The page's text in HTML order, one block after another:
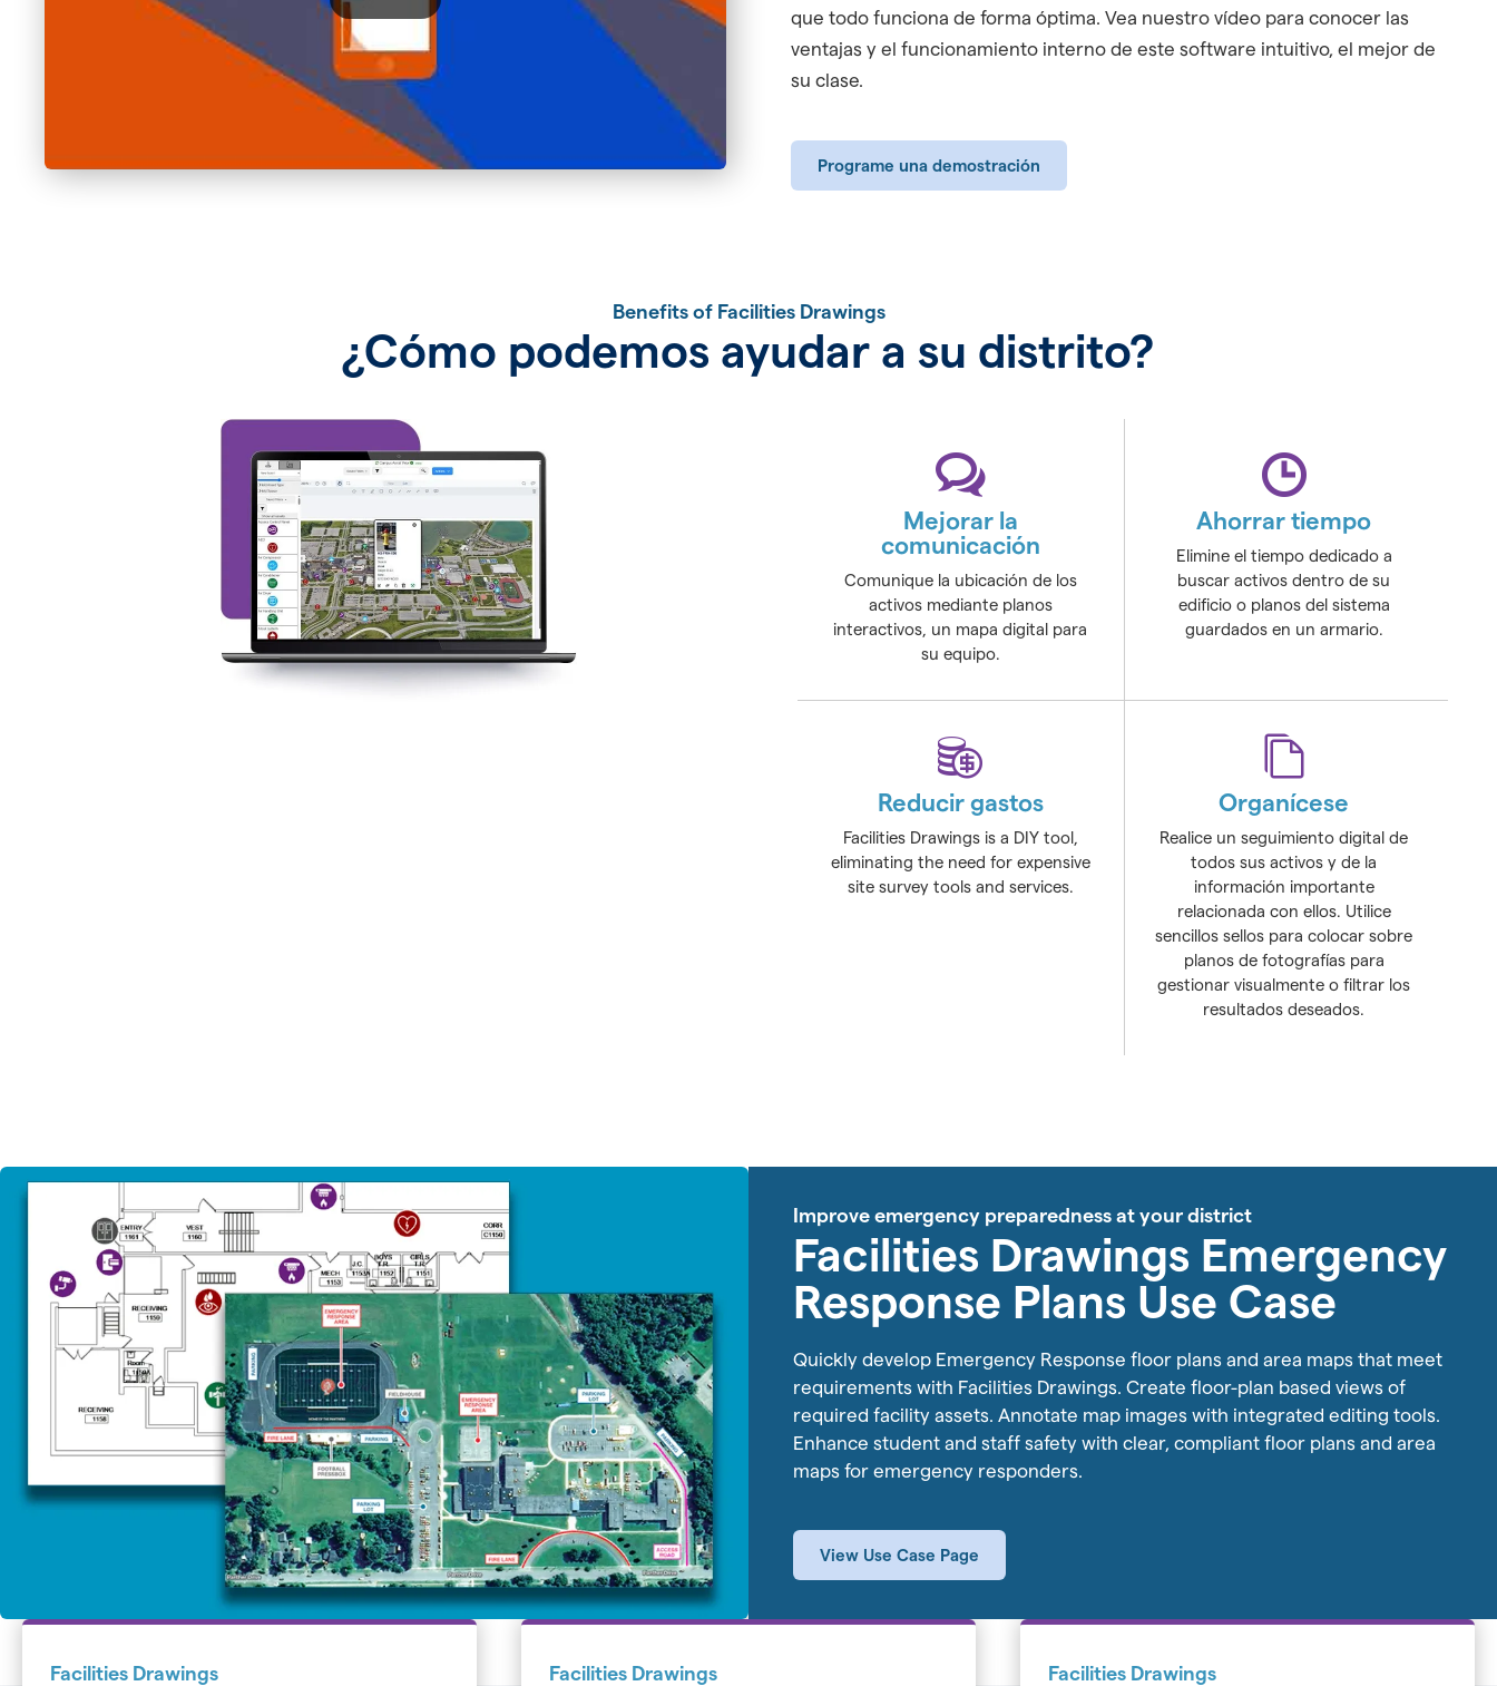
que todo funciona de forma óptima. Vea nuestro vídeo para conocer las
ventajas y el funcionamiento interno de este software intuitivo, el mejor de
su clase.
Programe una demostración
¿Cómo podemos ayudar a su distrito?
Benefits of Facilities Drawings
Mejorar la
comunicación
Comunique la ubicación de los
activos mediante planos
interactivos, un mapa digital para
su equipo.
Ahorrar tiempo
Elimine el tiempo dedicado a
buscar activos dentro de su
edificio o planos del sistema
guardados en un armario.
Reducir gastos
Facilities Drawings is a DIY tool,
eliminating the need for expensive
site survey tools and services.
Organícese
Realice un seguimiento digital de
todos sus activos y de la
información importante
relacionada con ellos. Utilice
sencillos sellos para colocar sobre
planos de fotografías para
gestionar visualmente o filtrar los
resultados deseados.
Facilities Drawings Emergency
Response Plans Use Case
Improve emergency preparedness at your district
Quickly develop Emergency Response floor plans and area maps that meet
requirements with Facilities Drawings. Create floor-plan based views of
required facility assets. Annotate map images with integrated editing tools.
Enhance student and staff safety with clear, compliant floor plans and area
maps for emergency responders.
View Use Case Page
Facilities Drawings Facilities Drawings Facilities Drawings